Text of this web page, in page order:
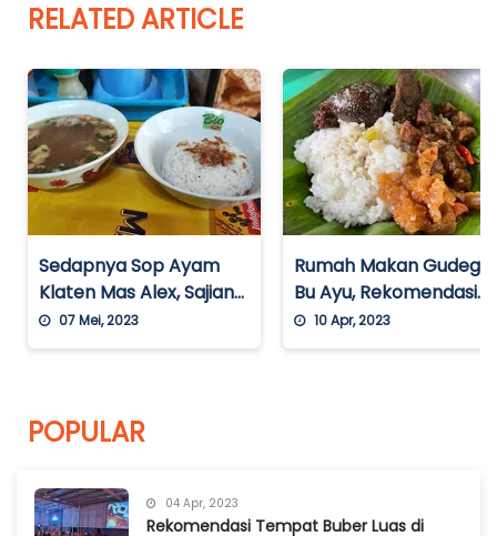
RELATED ARTICLE
Sedapnya Sop Ayam
Klaten Mas Alex, Sajian
Masakan Tradisional
yang Nikmat dengan
07 Mei, 2023
Rumah Makan Gudeg
Bu Ayu, Rekomendasi
Restoran yang
Menyajikan Masakan
10 Apr, 2023
POPULAR
04 Apr, 2023
Rekomendasi Tempat Buber Luas di